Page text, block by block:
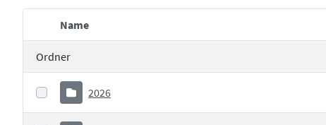
Elementauswahl
Name
Ordner
2026